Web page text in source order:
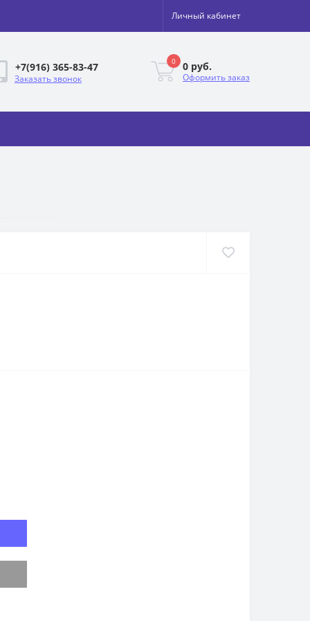
Личный кабинет
+7(916) 365-83-47
Заказать звонок
0 0 руб.
Оформить заказ